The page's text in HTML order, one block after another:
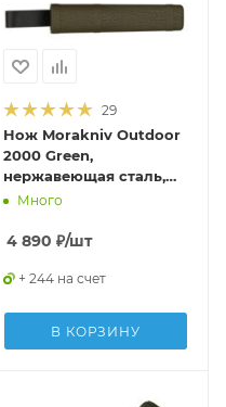
29
Нож Morakniv Outdoor
2000 Green,
нержавеющая сталь,
10629
Много
4 890 ₽/шт
+ 244 на счет
В КОРЗИНУ